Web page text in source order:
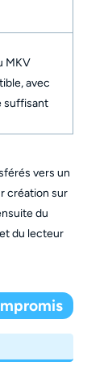
MKV
avec
suffisant
vers un
création sur
du
du lecteur